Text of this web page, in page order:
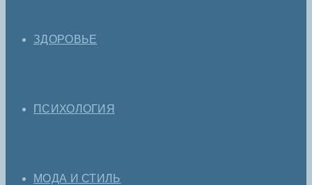
ЗДОРОВЬЕ
ПСИХОЛОГИЯ
МОДА И СТИЛЬ